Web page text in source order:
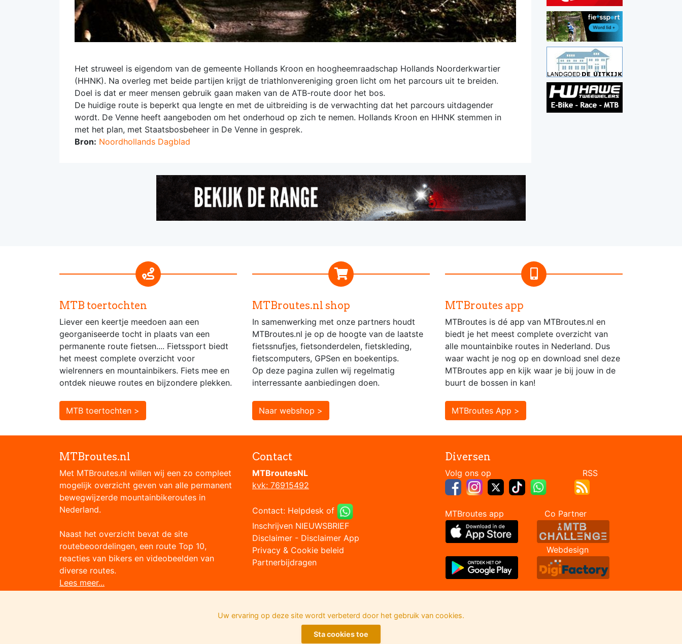
Het struweel is eigendom van de gemeente Hollands Kroon en hoogheemraadschap Hollands Noorderkwartier
(HHNK). Na overleg met beide partijen krijgt de triathlonvereniging groen licht om het parcours uit te breiden.
Doel is dat er meer mensen gebruik gaan maken van de ATB-route door het bos.
De huidige route is beperkt qua lengte en met de uitbreiding is de verwachting dat het parcours uitdagender
wordt. De Venne heeft aangeboden om het onderhoud op zich te nemen. Hollands Kroon en HHNK stemmen in
met het plan, met Staatsbosbeheer in De Venne in gesprek.
Bron: Noordhollands Dagblad
MTB toertochten
Liever een keertje meedoen aan een
georganiseerde tocht in plaats van een
permanente route fietsen.... Fietssport biedt
het meest complete overzicht voor
wielrenners en mountainbikers. Fiets mee en
ontdek nieuwe routes en bijzondere plekken.
MTB toertochten >
MTBroutes.nl shop
In samenwerking met onze partners houdt
MTBroutes.nl je op de hoogte van de laatste
fietssnufjes, fietsonderdelen, fietskleding,
fietscomputers, GPSen en boekentips.
Op deze pagina zullen wij regelmatig
interressante aanbiedingen doen.
Naar webshop >
MTBroutes app
MTBroutes is dé app van MTBroutes.nl en
biedt je het meest complete overzicht van
alle mountainbike routes in Nederland. Dus
waar wacht je nog op en download snel deze
MTBroutes app en kijk waar je bij jouw in de
buurt de bossen in kan!
MTBroutes App >
MTBroutes.nl
Met MTBroutes.nl willen wij een zo compleet
mogelijk overzicht geven van alle permanent
bewegwijzerde mountainbikeroutes in
Nederland.
Naast het overzicht bevat de site
routebeoordelingen, een route Top 10,
reacties van bikers en videobeelden van
diverse routes.
Lees meer...
Contact
MTBroutesNL
kvk: 76915492
Contact: Helpdesk of
Inschrijven NIEUWSBRIEF
Disclaimer - Disclaimer App
Privacy & Cookie beleid
Partnerbijdragen
Diversen
Volg ons op RSS
MTBroutes app Co Partner
Webdesign
Uw ervaring op deze site wordt verbeterd door het gebruik van cookies.
Sta cookies toe